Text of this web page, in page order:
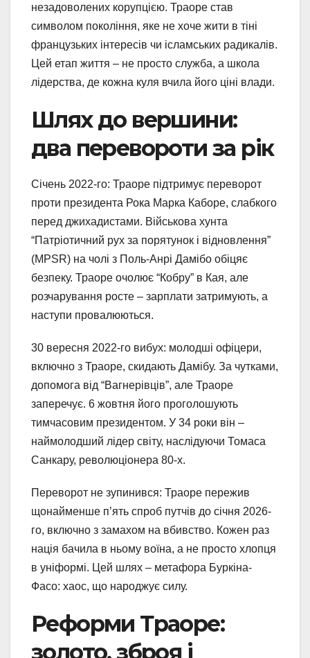
незадоволених корупцією. Траоре став
символом покоління, яке не хоче жити в тіні
французьких інтересів чи ісламських радикалів.
Цей етап життя – не просто служба, а школа
лідерства, де кожна куля вчила його ціні влади.
Шлях до вершини:
два перевороти за рік
Січень 2022-го: Траоре підтримує переворот
проти президента Рока Марка Каборе, слабкого
перед джихадистами. Військова хунта
“Патріотичний рух за порятунок і відновлення”
(MPSR) на чолі з Поль-Анрі Дамібо обіцяє
безпеку. Траоре очолює “Кобру” в Кая, але
розчарування росте – зарплати затримують, а
наступи провалюються.
30 вересня 2022-го вибух: молодші офіцери,
включно з Траоре, скидають Дамібу. За чутками,
допомога від “Вагнерівців”, але Траоре
заперечує. 6 жовтня його проголошують
тимчасовим президентом. У 34 роки він –
наймолодший лідер світу, наслідуючи Томаса
Санкару, революціонера 80-х.
Переворот не зупинився: Траоре пережив
щонайменше п’ять спроб путчів до січня 2026-
го, включно з замахом на вбивство. Кожен раз
нація бачила в ньому воїна, а не просто хлопця
в уніформі. Цей шлях – метафора Буркіна-
Фасо: хаос, що народжує силу.
Реформи Траоре:
золото, зброя і